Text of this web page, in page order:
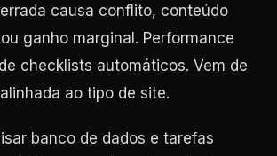
causa conflito, conteúdo
ganho marginal. Performance
checklists automáticos. Vem de
ao tipo de site.
banco de dados e tarefas